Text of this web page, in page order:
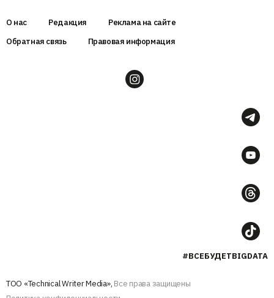
О нас Редакция
Реклама на сайте
Обратная связь
Правовая информация
#ВСЕБУДЕТBIGDATA
ТОО «Technical Writer Media», Все права защищены